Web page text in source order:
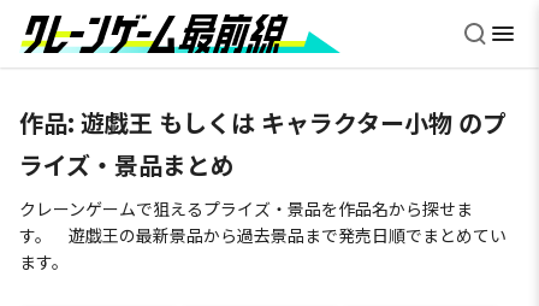
作品: 遊戯王 もしくは キャラクター小物 のプ
ライズ・景品まとめ
クレーンゲームで狙えるプライズ・景品を作品名から探せま
す。 遊戯王の最新景品から過去景品まで発売日順でまとめてい
ます。